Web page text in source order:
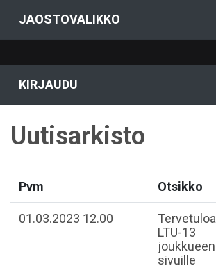
JAOSTOVALIKKO
KIRJAUDU
Uutisarkisto
Pvm Otsikko
01.03.2023 12.00
Tervetuloa
LTU-13
joukkueen
sivuille